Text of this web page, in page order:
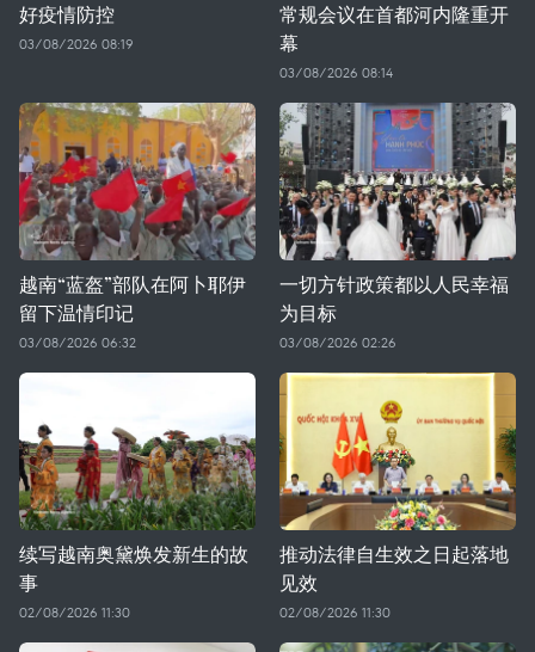
好疫情防控
03/08/2026 08:19
常规会议在首都河内隆重开
幕
03/08/2026 08:14
越南“蓝盔”部队在阿卜耶伊
留下温情印记
03/08/2026 06:32
一切方针政策都以人民幸福
为目标
03/08/2026 02:26
续写越南奥黛焕发新生的故
事
02/08/2026 11:30
推动法律自生效之日起落地
见效
02/08/2026 11:30